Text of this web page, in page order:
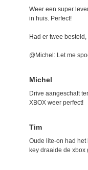
Weer een super
in huis. Perfect!
Had er twee
@Michel: Let me
Michel
Drive aangeschaft
XBOX weer perfect!
Tim
Oude lite-on had
key draaide de